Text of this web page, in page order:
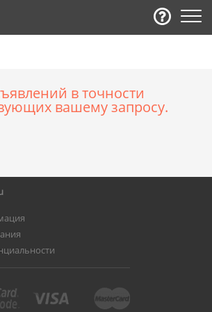
в точности
вашему запросу.